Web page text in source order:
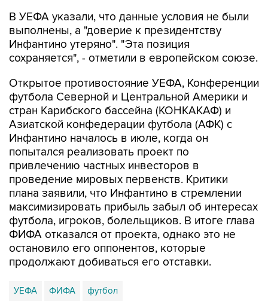
В УЕФА указали, что данные условия не были
выполнены, а "доверие к президентству
Инфантино утеряно". "Эта позиция
сохраняется", - отметили в европейском союзе.
Открытое противостояние УЕФА, Конференции
футбола Северной и Центральной Америки и
стран Карибского бассейна (КОНКАКАФ) и
Азиатской конфедерации футбола (АФК) с
Инфантино началось в июле, когда он
попытался реализовать проект по
привлечению частных инвесторов в
проведение мировых первенств. Критики
плана заявили, что Инфантино в стремлении
максимизировать прибыль забыл об интересах
футбола, игроков, болельщиков. В итоге глава
ФИФА отказался от проекта, однако это не
остановило его оппонентов, которые
продолжают добиваться его отставки.
УЕФА ФИФА футбол